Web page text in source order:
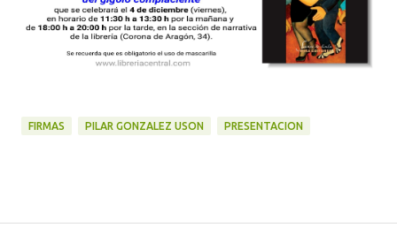
FIRMAS PILAR GONZALEZ USON PRESENTACION